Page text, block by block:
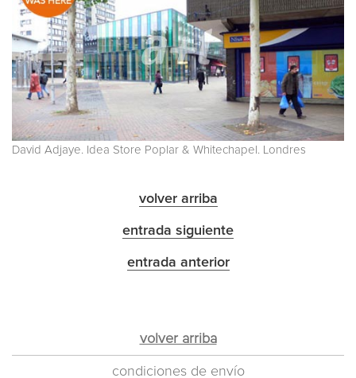
David Adjaye. Idea Store Poplar & Whitechapel. Londres
volver arriba
entrada siguiente
entrada anterior
volver arriba
condiciones de envío